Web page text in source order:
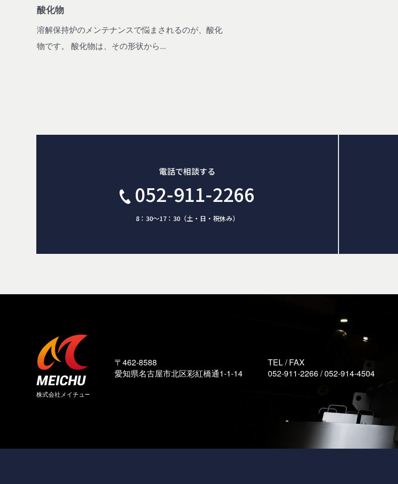
酸化物
溶解保持炉のメンテナンスで悩まされるのが、酸化
物です。 酸化物は、その形状から...
電話で相談する
052-911-2266
8：30～17：30（土・日・祝休み）
〒462-8588
愛知県名古屋市北区彩紅橋通1-1-14
TEL / FAX
052-911-2266 / 052-914-4504